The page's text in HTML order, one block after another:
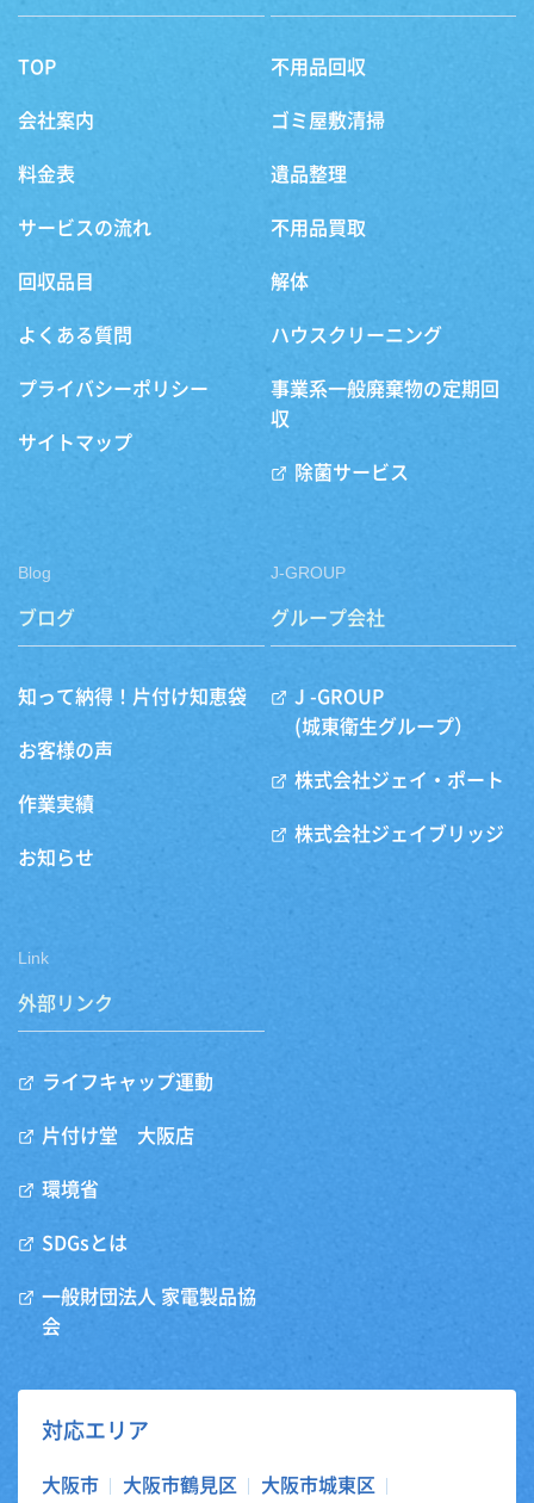
TOP
会社案内
料金表
サービスの流れ
回収品目
よくある質問
プライバシーポリシー
サイトマップ
不用品回収
ゴミ屋敷清掃
遺品整理
不用品買取
解体
ハウスクリーニング
事業系一般廃棄物の定期回
収
除菌サービス
Blog
ブログ
知って納得！片付け知恵袋
お客様の声
作業実績
お知らせ
J-GROUP
グループ会社
J -GROUP
(城東衛生グループ）
株式会社ジェイ・ポート
株式会社ジェイブリッジ
Link
外部リンク
ライフキャップ運動
片付け堂 大阪店
環境省
SDGsとは
一般財団法人 家電製品協
会
対応エリア
大阪市 大阪市鶴見区
大阪市城東区